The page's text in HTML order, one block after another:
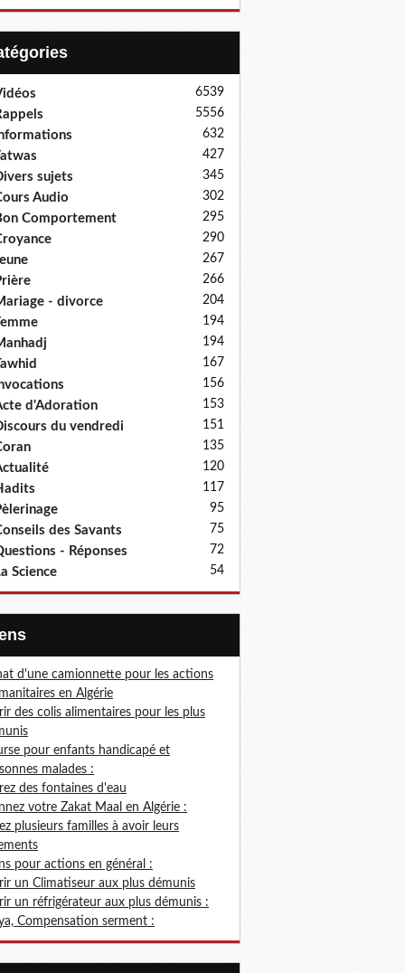
6539
5556
632
427
sujets 345
Audio 302
Comportement 295
290
267
266
- divorce 204
194
194
167
156
d'Adoration 153
du vendredi 151
135
120
117
95
des Savants 75
- Réponses 72
Science 54
d'une camionnette pour les actions
en Algérie
des colis alimentaires pour les plus
pour enfants handicapé et
malades :
des fontaines d'eau
votre Zakat Maal en Algérie :
plusieurs familles à avoir leurs
pour actions en général :
un Climatiseur aux plus démunis
un réfrigérateur aux plus démunis :
Compensation serment :